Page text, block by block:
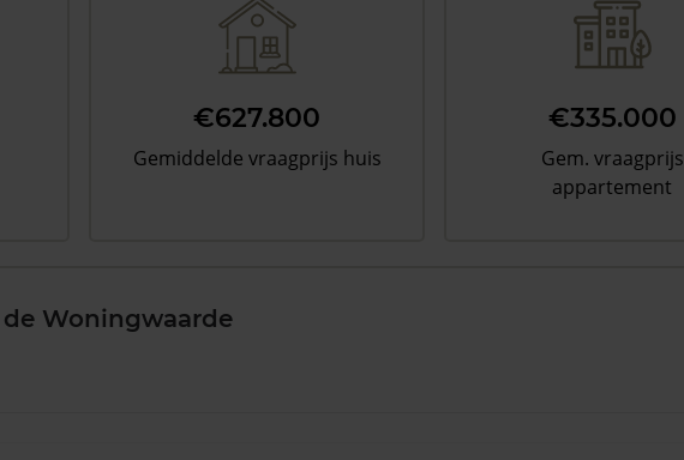
€627.800
Gemiddelde vraagprijs huis
€335.000
Gem. vraagprijs
appartement
Woningwaarde